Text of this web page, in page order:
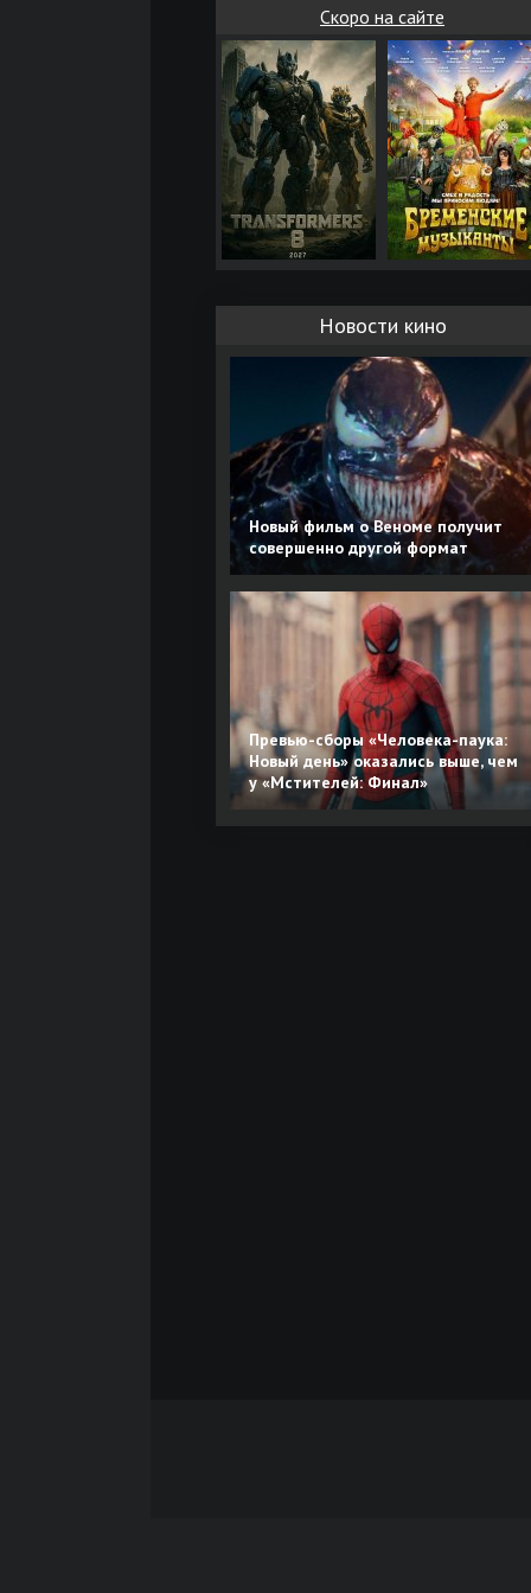
Скоро на сайте
Новости кино
Новый фильм о Веноме получит
совершенно другой формат
Превью-сборы «Человека-паука:
Новый день» оказались выше, чем
у «Мстителей: Финал»